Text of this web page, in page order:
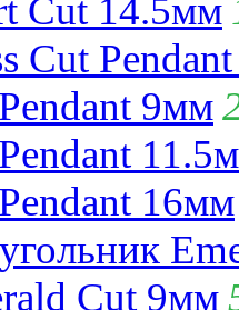
Cut 14.5мм
Cut
9мм
16мм
Cut 9мм